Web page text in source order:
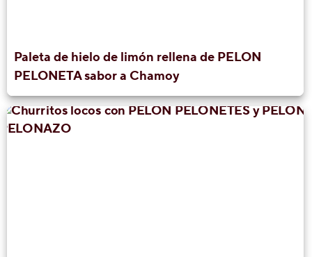
Paleta de hielo de limón rellena de PELON
PELONETA sabor a Chamoy